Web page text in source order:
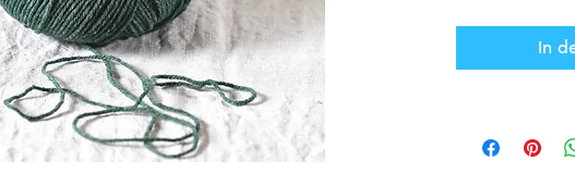
Französische
Diese Wolle
In